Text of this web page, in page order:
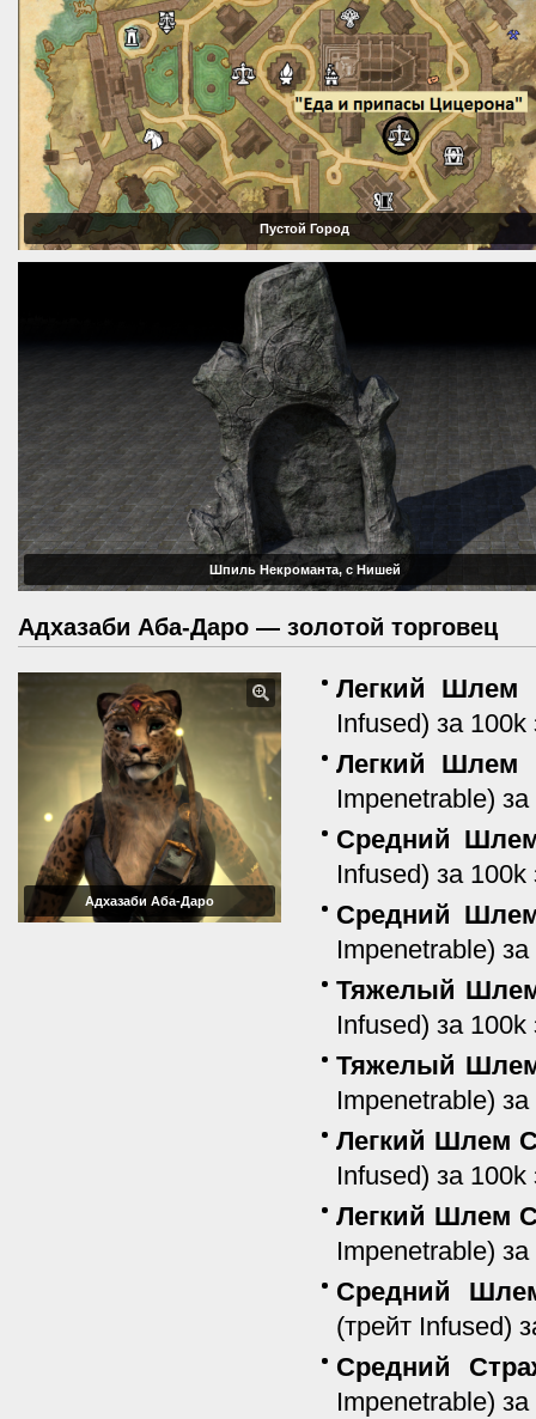
Пустой Город
Шпиль Некроманта, с Нишей
Адхазаби Аба-Даро — золотой торговец
Адхазаби Аба-Даро
Легкий Шлем
Infused) за 100k
Легкий Шлем
Impenetrable)
Средний Шлем
Infused) за 100k
Средний Шлем
Impenetrable)
Тяжелый Шлем
Infused) за 100k
Тяжелый Шлем
Impenetrable)
Легкий Шлем
Infused) за 100k
Легкий Шлем
Impenetrable)
Средний
(трейт Infused)
Средний
Impenetrable)